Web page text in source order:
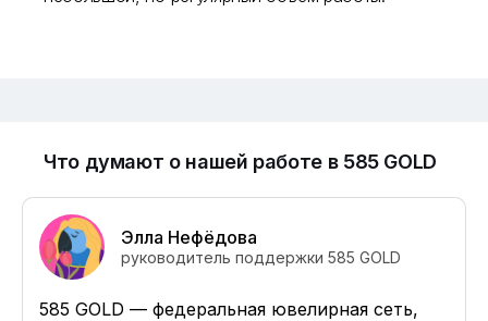
Что думают о нашей работе в 585 GOLD
Элла Нефёдова
руководитель поддержки 585 GOLD
585 GOLD — федеральная ювелирная сеть,